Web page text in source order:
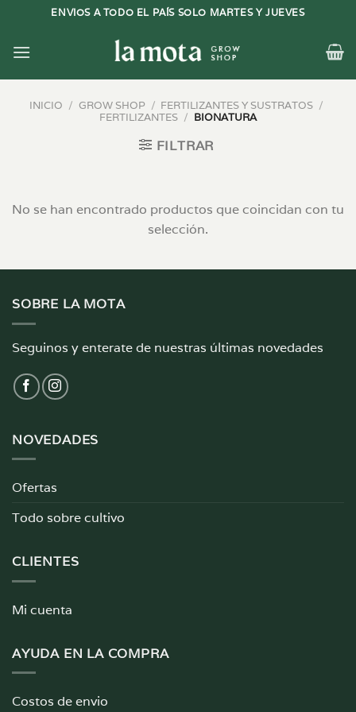
contenido
ENVIOS A TODO EL PAÍS SOLO MARTES Y JUEVES
INICIO / GROW SHOP / FERTILIZANTES Y SUSTRATOS /
FERTILIZANTES / BIONATURA
FILTRAR
No se han encontrado productos que coincidan con tu
selección.
SOBRE LA MOTA
Seguinos y enterate de nuestras últimas novedades
NOVEDADES
Ofertas
Todo sobre cultivo
CLIENTES
Mi cuenta
AYUDA EN LA COMPRA
Costos de envio